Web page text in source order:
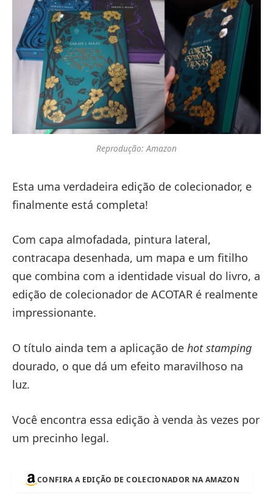
Reprodução: Amazon
Esta uma verdadeira edição de colecionador, e
finalmente está completa!
Com capa almofadada, pintura lateral,
contracapa desenhada, um mapa e um fitilho
que combina com a identidade visual do livro, a
edição de colecionador de ACOTAR é realmente
impressionante.
O título ainda tem a aplicação de hot stamping
dourado, o que dá um efeito maravilhoso na
luz.
Você encontra essa edição à venda às vezes por
um precinho legal.
CONFIRA A EDIÇÃO DE COLECIONADOR NA AMAZON